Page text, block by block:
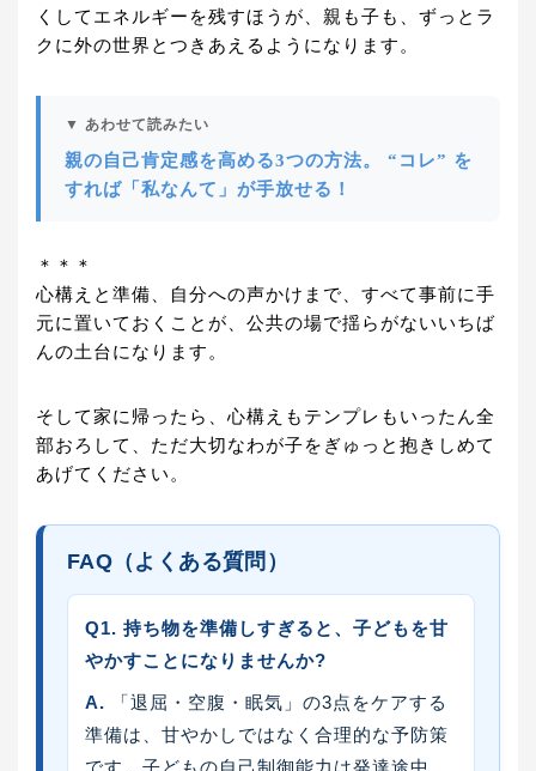
くしてエネルギーを残すほうが、親も子も、ずっとラ
クに外の世界とつきあえるようになります。
▼ あわせて読みたい
親の自己肯定感を高める3つの方法。 “コレ” を
すれば「私なんて」が手放せる！
＊＊＊
心構えと準備、自分への声かけまで、すべて事前に手
元に置いておくことが、公共の場で揺らがないいちば
んの土台になります。
そして家に帰ったら、心構えもテンプレもいったん全
部おろして、ただ大切なわが子をぎゅっと抱きしめて
あげてください。
FAQ（よくある質問）
Q1. 持ち物を準備しすぎると、子どもを甘
やかすことになりませんか?
A. 「退屈・空腹・眠気」の3点をケアする
準備は、甘やかしではなく合理的な予防策
です。子どもの自己制御能力は発達途中